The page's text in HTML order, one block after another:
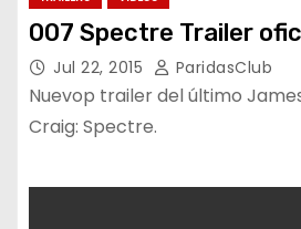
007 Spectre Trailer
Jul 22, 2015 ParidasClub
Nuevop trailer del último
Craig: Spectre.